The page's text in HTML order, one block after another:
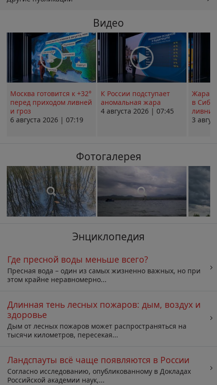
Видео
Москва готовится к +32°
перед приходом ливней
и гроз
6 августа 2026 | 07:19
К России подступает
аномальная жара
4 августа 2026 | 07:45
Жара в
в
ливни
3
Фотогалерея
Энциклопедия
Где пресной воды меньше всего?
Пресная вода – один из самых жизненно важных, но при
этом крайне неравномерно...
Длинная тень лесных пожаров: дым, воздух и
здоровье
Дым от лесных пожаров может распространяться на
тысячи километров, пересекая...
Ландспауты всё чаще появляются в России
Согласно исследованию, опубликованному в Докладах
Российской академии наук,...